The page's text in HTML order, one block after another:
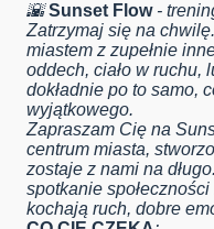
🌇Sunset Flow -
Zatrzymaj się na
miastem z zupełnie
oddech, ciało w ruchu,
dokładnie po to samo,
wyjątkowego.
Zapraszam Cię na
centrum miasta,
zostaje z nami na
spotkanie
kochają ruch, dobre